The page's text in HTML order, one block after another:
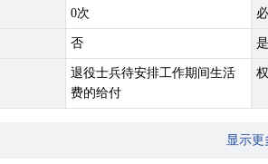
0次
否
退役士兵待安排工作期间生活
费的给付
显示更